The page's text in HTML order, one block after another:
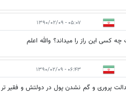
۰۵:۰۷ - ۱۳۹۰/۰۲/۰۹
کسی این راز را میداند؟ والله اعلم
۰۶:۴۳ - ۱۳۹۰/۰۲/۰۹
پروری و گم نشدن پول در دولتش و فقیر